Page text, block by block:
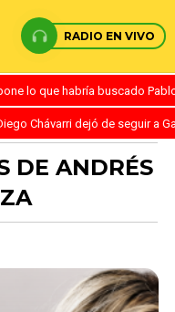
RADIO EN VIVO
lo que habría buscado
Chávarri dejó de seguir a
DE ANDRÉS